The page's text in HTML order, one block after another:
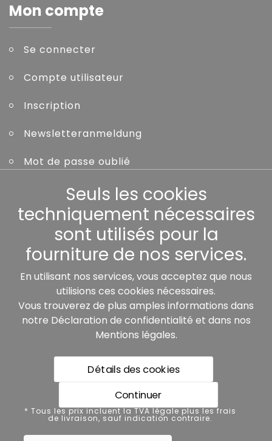
Mon compte
Se connecter
Compte utilisateur
Inscription
Newsletteranmeldung
Mot de passe oublié
Nos partenaires:
* Tous les prix incluent la TVA légale plus les frais de
livraison, sauf indication contraire.
Protection des données
Mentions légales
Seuls les cookies
techniquement nécessaires
sont utilisés pour la
fourniture de nos services.
En utilisant nos services, vous acceptez que nous
utilisions ces cookies nécessaires.
Vous trouverez de plus amples informations dans
notre Déclaration de confidentialité et dans nos
Mentions légales.
Détails des cookies
Continuer
* Tous les prix incluent la TVA légale plus les frais
de livraison, sauf indication contraire.